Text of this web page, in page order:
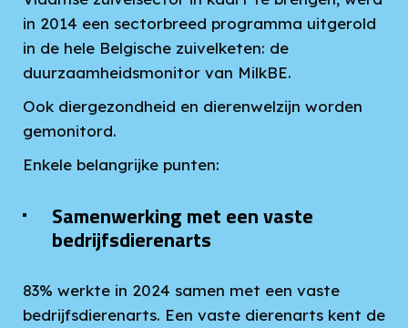
in 2014 een sectorbreed programma uitgerold
in de hele Belgische zuivelketen: de
duurzaamheidsmonitor van MilkBE.
Ook diergezondheid en dierenwelzijn worden
gemonitord.
Enkele belangrijke punten:
Samenwerking met een vaste
bedrijfsdierenarts
83% werkte in 2024 samen met een vaste
bedrijfsdierenarts. Een vaste dierenarts kent de